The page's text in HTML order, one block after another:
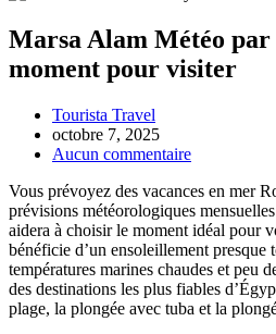
Marsa Alam Météo
moment pour visiter
Tourista Travel
octobre 7, 2025
Aucun commentaire
Vous prévoyez des vacances en mer
prévisions météorologiques
aidera à choisir le moment idéal pour
bénéficie d’un ensoleillement presque
températures marines chaudes et peu
des destinations les plus fiables
plage, la plongée avec tuba et la